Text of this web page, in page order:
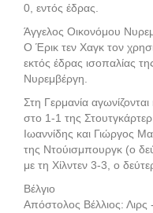
0, εντός έδρας.
Άγγελος Οικονόμου
Ο Έρικ τεν Χαγκ τον
εκτός έδρας ισοπαλίας
Νυρεμβέργη.
Στη Γερμανία
στο 1-1 της
Ιωαννίδης και Γιώργος
της Ντούισμπουργκ (ο
με τη Χίλντεν 3-3, ο
Βέλγιο
Απόστολος Βέλλιος: Λιρς